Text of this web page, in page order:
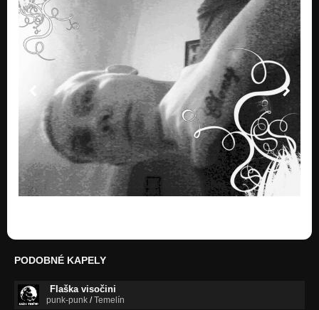
PODOBNÉ KAPELY
Flaška visočini
punk-punk /Temelín